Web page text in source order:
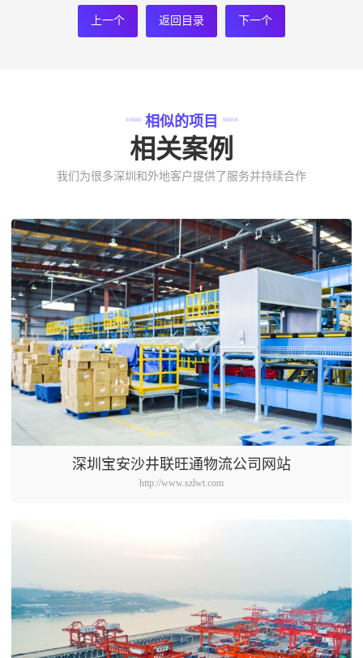
上一个 返回目录 下一个
相似的项目
相关案例
我们为很多深圳和外地客户提供了服务并持续合作
深圳宝安沙井联旺通物流公司网站
http://www.szlwt.com